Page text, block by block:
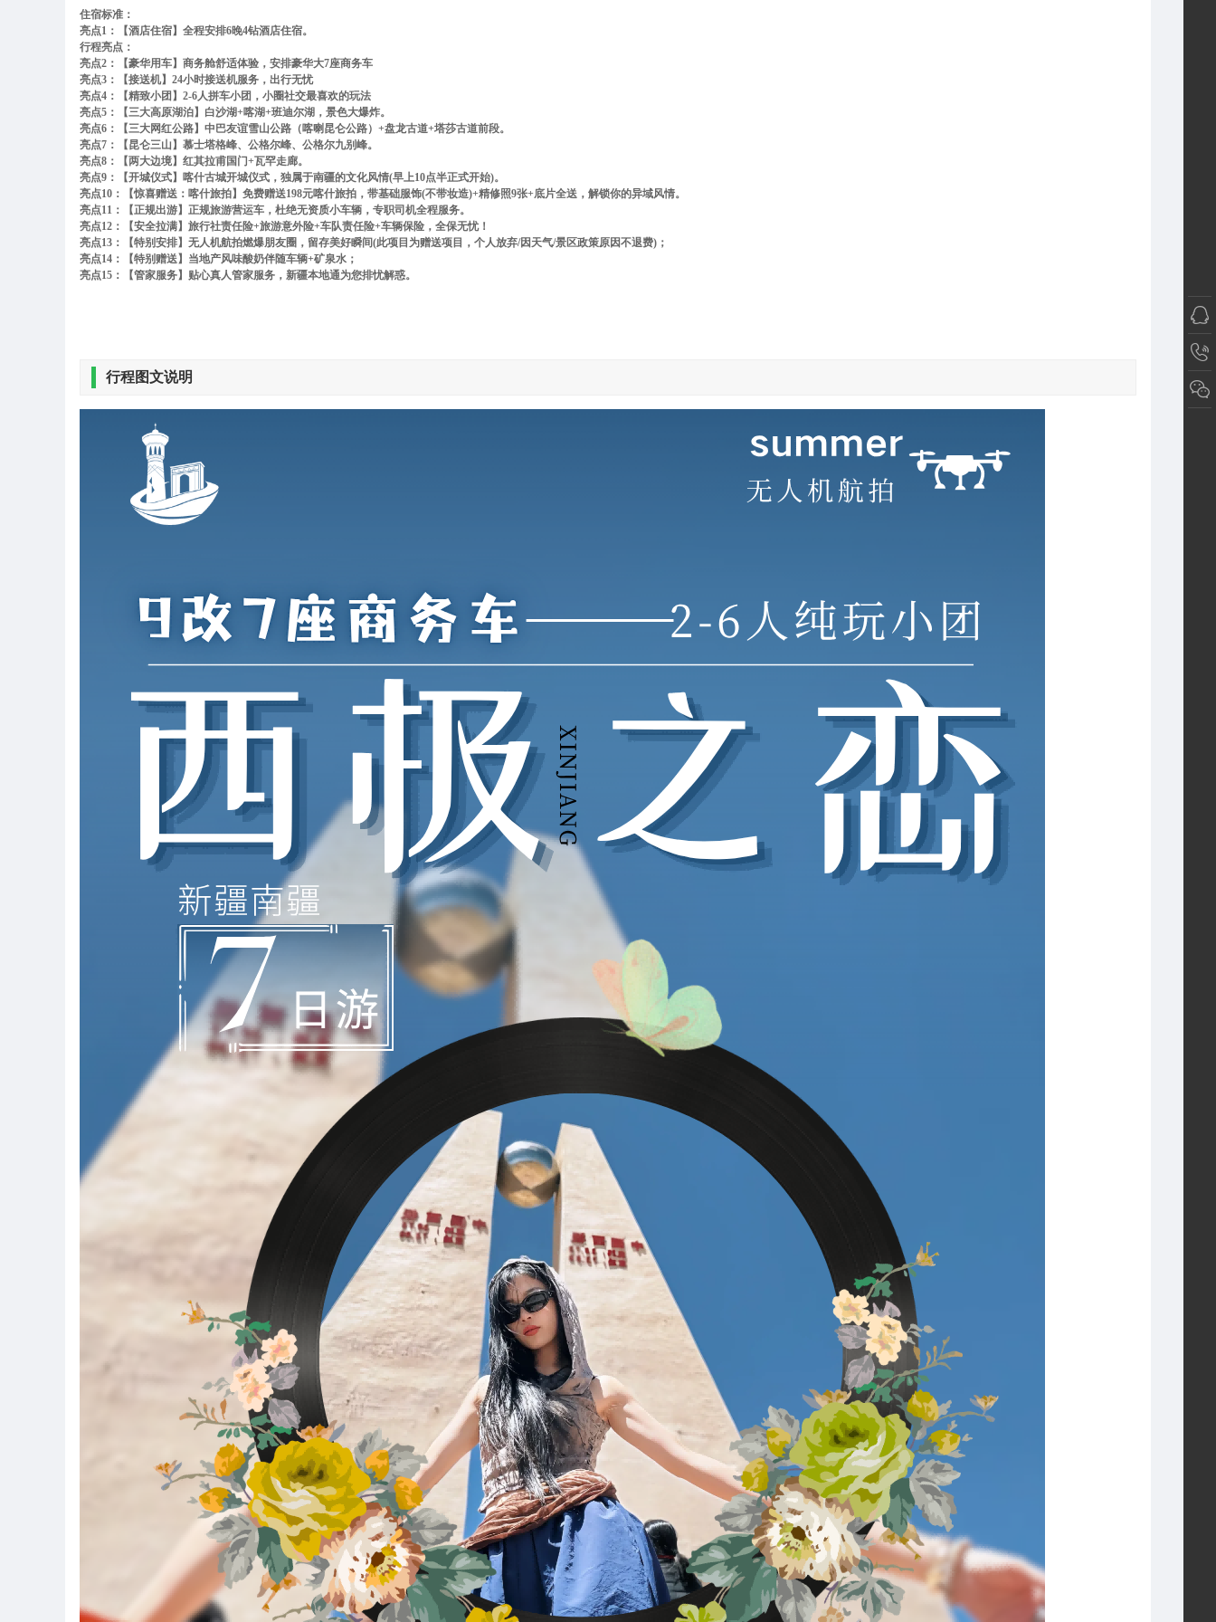
住宿标准：
亮点1：【酒店住宿】全程安排6晚4钻酒店住宿。
行程亮点：
亮点2：【豪华用车】商务舱舒适体验， 安排豪华大7座商务车
亮点3：【接送机】24小时接送机服务，出行无忧
亮点4：【精致小团】2-6人拼车小团，小圈社交最喜欢的玩法
亮点5：【三大高原湖泊】白沙湖+喀湖+班迪尔湖，景色大爆炸。
亮点6：【三大网红公路】中巴友谊雪山公路（喀喇昆仑公路）+盘龙古道+塔莎古道前段。
亮点7：【昆仑三山】慕士塔格峰、公格尔峰、公格尔九别峰。
亮点8：【两大边境】红其拉甫国门+瓦罕走廊。
亮点9：【开城仪式】喀什古城开城仪式，独属于南疆的文化风情(早上10点半正式开始)。
亮点10：【惊喜赠送：喀什旅拍】免费赠送198元喀什旅拍，带基础服饰(不带妆造)+精修照9张+底片全送，解锁你的异域风情。
亮点11：【正规出游】正规旅游营运车，杜绝无资质小车辆，专职司机全程服务。
亮点12：【安全拉满】旅行社责任险+旅游意外险+车队责任险+车辆保险，全保无忧！
亮点13：【特别安排】无人机航拍燃爆朋友圈，留存美好瞬间(此项目为赠送项目，个人放弃/因天气/景区政策原因不退费)；
亮点14：【特别赠送】当地产风味酸奶伴随车辆+矿泉水；
亮点15：【管家服务】贴心真人管家服务，新疆本地通为您排忧解惑。
行程图文说明